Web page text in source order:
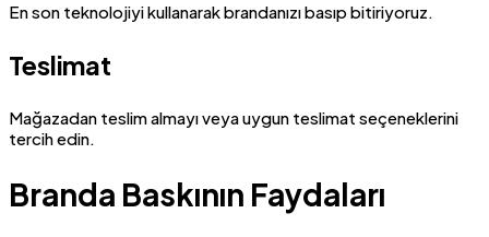
En son teknolojiyi kullanarak brandanızı basıp bitiriyoruz.
Teslimat
Mağazadan teslim almayı veya uygun teslimat seçeneklerini
tercih edin.
Branda Baskının Faydaları